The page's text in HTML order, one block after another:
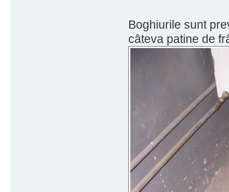
Boghiurile sunt
câteva patine de